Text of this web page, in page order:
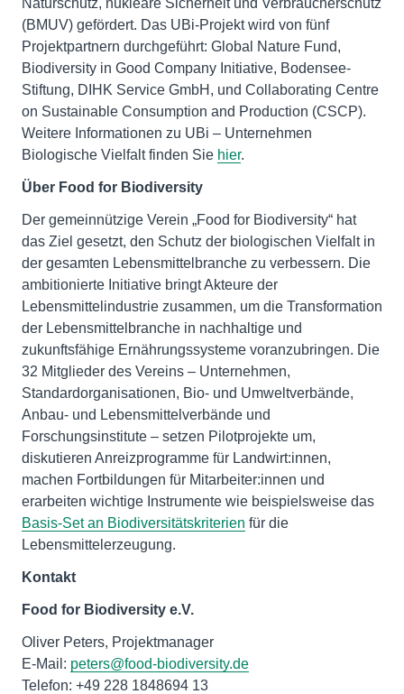
Naturschutz, nukleare Sicherheit und Verbraucherschutz
(BMUV) gefördert. Das UBi-Projekt wird von fünf
Projektpartnern durchgeführt: Global Nature Fund,
Biodiversity in Good Company Initiative, Bodensee-
Stiftung, DIHK Service GmbH, und Collaborating Centre
on Sustainable Consumption and Production (CSCP).
Weitere Informationen zu UBi – Unternehmen
Biologische Vielfalt finden Sie hier.
Über Food for Biodiversity
Der gemeinnützige Verein „Food for Biodiversity“ hat
das Ziel gesetzt, den Schutz der biologischen Vielfalt in
der gesamten Lebensmittelbranche zu verbessern. Die
ambitionierte Initiative bringt Akteure der
Lebensmittelindustrie zusammen, um die Transformation
der Lebensmittelbranche in nachhaltige und
zukunftsfähige Ernährungssysteme voranzubringen. Die
32 Mitglieder des Vereins – Unternehmen,
Standardorganisationen, Bio- und Umweltverbände,
Anbau- und Lebensmittelverbände und
Forschungsinstitute – setzen Pilotprojekte um,
diskutieren Anreizprogramme für Landwirt:innen,
machen Fortbildungen für Mitarbeiter:innen und
erarbeiten wichtige Instrumente wie beispielsweise das
Basis-Set an Biodiversitätskriterien für die
Lebensmittelerzeugung.
Kontakt
Food for Biodiversity e.V.
Oliver Peters, Projektmanager
E-Mail: peters@food-biodiversity.de
Telefon: +49 228 1848694 13